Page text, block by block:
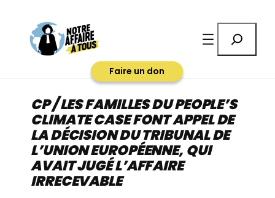
contenu
Faire un don
CP / LES FAMILLES DU PEOPLE’S
CLIMATE CASE FONT APPEL DE
LA DÉCISION DU TRIBUNAL DE
L’UNION EUROPÉENNE, QUI
AVAIT JUGÉ L’AFFAIRE
IRRECEVABLE